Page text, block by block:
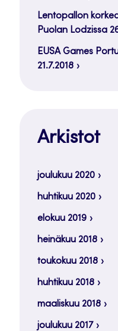
Lentopallon
Puolan Lodzissa
EUSA Games
21.7.2018
Arkistot
joulukuu 2020
huhtikuu 2020
elokuu 2019
heinäkuu 2018
toukokuu 2018
huhtikuu 2018
maaliskuu 2018
joulukuu 2017